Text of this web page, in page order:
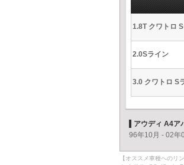
1.8T クワトロ
2.0Sライン
3.0 クワトロ S
アウディ A4ア
96年10月 - 02年
【オススメ車種へのリン